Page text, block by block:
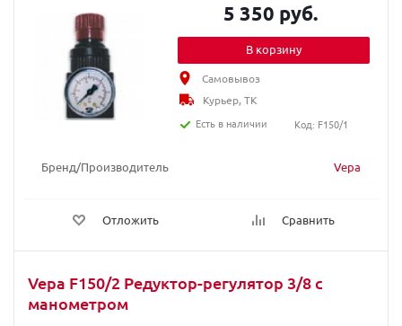
Бренд/Производитель Vepa
Отложить Сравнить
5 350 руб.
В корзину
Самовывоз
Курьер, ТК
Есть в наличии
Код: F150/1
Vepa F150/2 Редуктор-регулятор 3/8 с
манометром